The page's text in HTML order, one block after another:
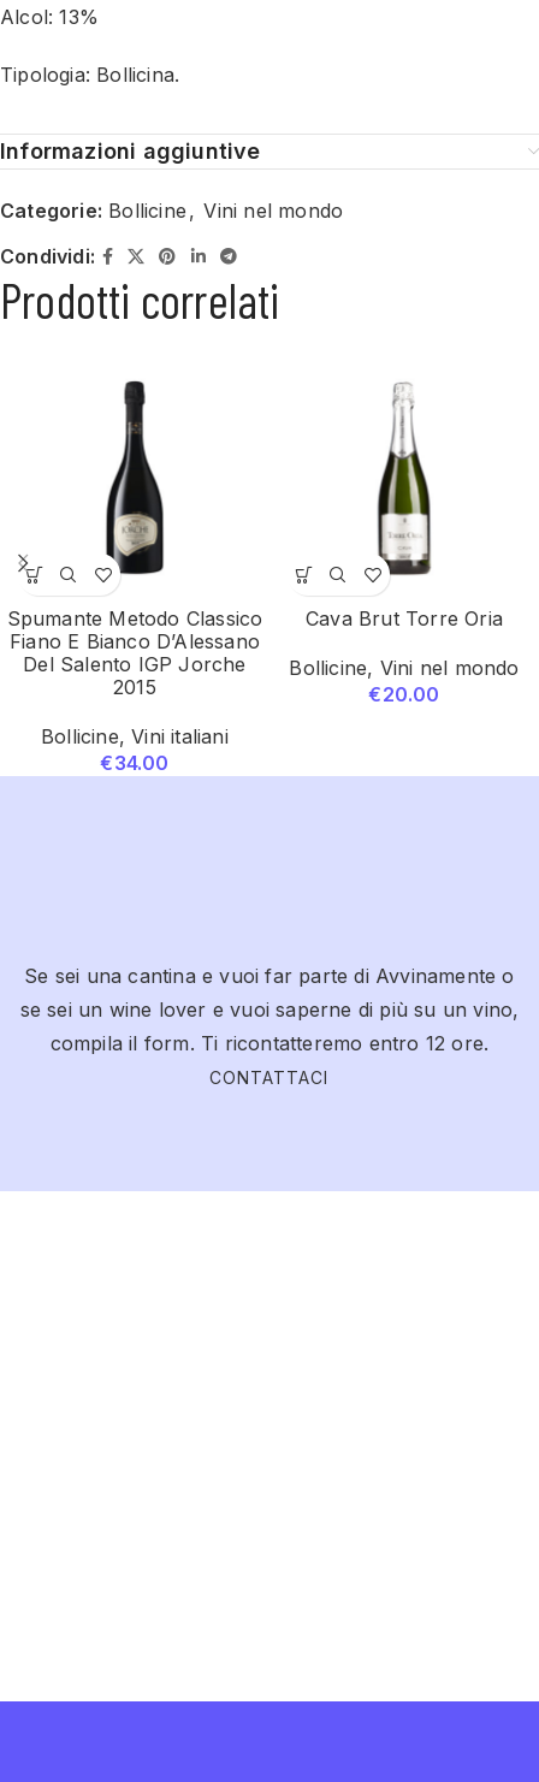
Alcol: 13%
Tipologia: Bollicina.
Informazioni aggiuntive
Categorie: Bollicine , Vini nel mondo
Condividi:
Prodotti correlati
Spumante Metodo Classico
Fiano E Bianco D’Alessano
Del Salento IGP Jorche
2015
Bollicine,Vini italiani
€34.00
Cava Brut Torre Oria
Bollicine, Vini nel mondo
€20.00
Se sei una cantina e vuoi far parte di Avvinamente o
se sei un wine lover e vuoi saperne di più su un vino,
compila il form. Ti ricontatteremo entro 12 ore.
CONTATTACI